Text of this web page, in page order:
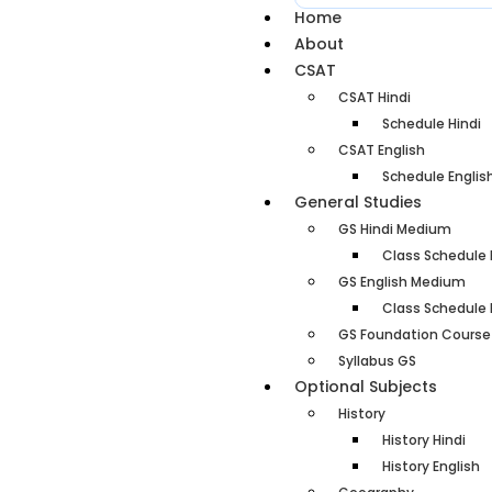
Home
About
CSAT
CSAT Hindi
Schedule Hindi
CSAT English
Schedule
General Studies
GS Hindi Medium
Class Schedule
GS English Medium
Class Schedule
GS Foundation Course
Syllabus GS
Optional Subjects
History
History Hindi
History English